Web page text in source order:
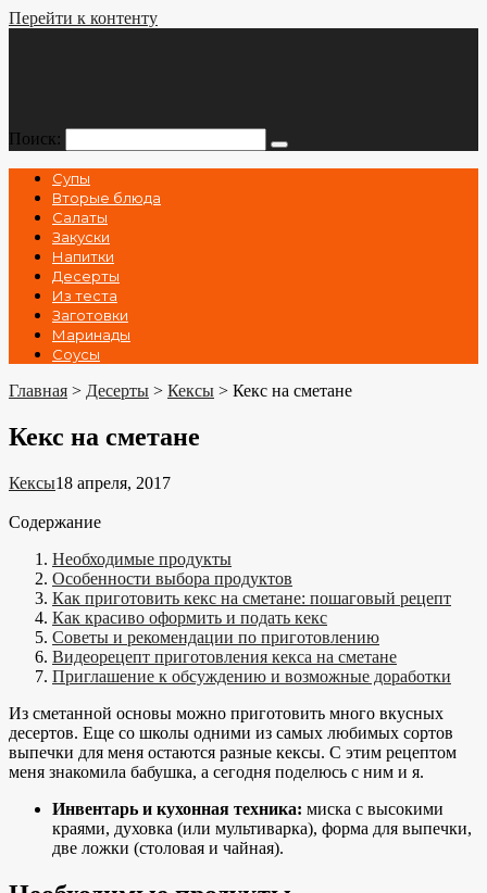
Перейти к контенту
Поиск:
Супы
Вторые блюда
Салаты
Закуски
Напитки
Десерты
Из теста
Заготовки
Маринады
Соусы
Главная > Десерты > Кексы > Кекс на сметане
Кекс на сметане
Кексы18 апреля, 2017
Содержание
Необходимые продукты
Особенности выбора продуктов
Как приготовить кекс на сметане: пошаговый рецепт
Как красиво оформить и подать кекс
Советы и рекомендации по приготовлению
Видеорецепт приготовления кекса на сметане
Приглашение к обсуждению и возможные доработки
Из сметанной основы можно приготовить много вкусных
десертов. Еще со школы одними из самых любимых сортов
выпечки для меня остаются разные кексы. С этим рецептом
меня знакомила бабушка, а сегодня поделюсь с ним и я.
Инвентарь и кухонная техника: миска с высокими
краями, духовка (или мультиварка), форма для выпечки,
две ложки (столовая и чайная).